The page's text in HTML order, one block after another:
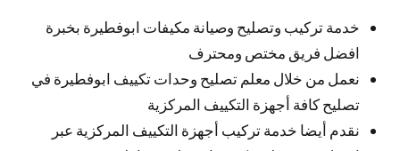
خدمة تركيب وتصليح وصيانة مكيفات ابوفطيرة بخبرة
افضل فريق مختص ومحترف
نعمل من خلال معلم تصليح وحدات تكييف ابوفطيرة في
تصليح كافة أجهزة التكييف المركزية
نقدم أيضا خدمة تركيب أجهزة التكييف المركزية عبر